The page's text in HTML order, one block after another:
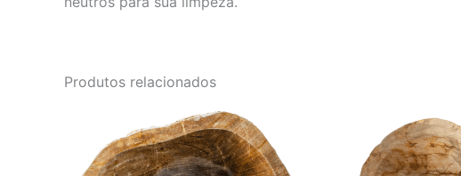
Produtos relacionados
preço
original
era:
O
preço
atual
é:
preço
original
era: